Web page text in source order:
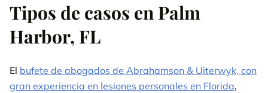
Tipos de casos en Palm
Harbor, FL
El bufete de abogados de Abrahamson & Uiterwyk, con
gran experiencia en lesiones personales en Florida,